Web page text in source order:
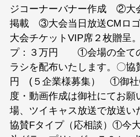
ジコーナーバナー作成 ②大
掲載 ③大会当日放送CMロ
大会チケットVIP席２枚贈呈
プ：３万円 ①会場の全て
ラシを配布いたします。〇協
円 (５企業様募集） ①御社
度・動画作成は御社にてお願
場、ツイキャス放送で放送
協賛Fタイプ（応相談）①今